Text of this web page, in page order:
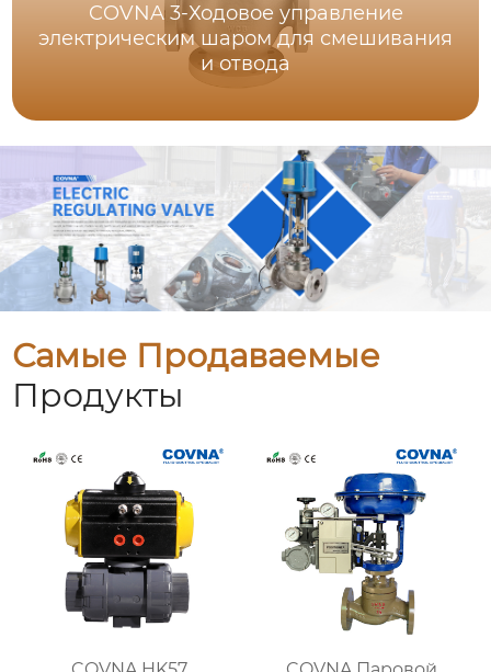
COVNA 3-Ходовое управление
электрическим шаром для смешивания
и отвода
Самые Продаваемые
Продукты